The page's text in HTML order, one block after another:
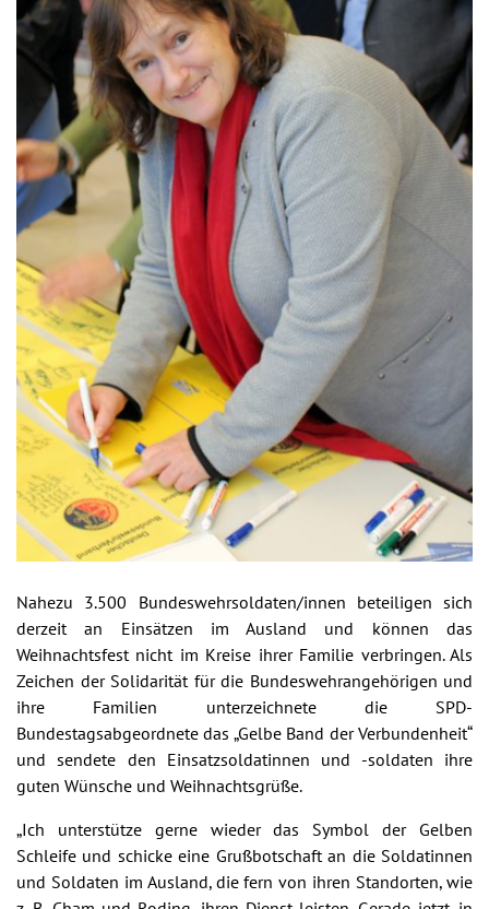
Nahezu 3.500 Bundeswehrsoldaten/innen beteiligen sich
derzeit an Einsätzen im Ausland und können das
Weihnachtsfest nicht im Kreise ihrer Familie verbringen. Als
Zeichen der Solidarität für die Bundeswehrangehörigen und
ihre Familien unterzeichnete die SPD-
Bundestagsabgeordnete das „Gelbe Band der Verbundenheit“
und sendete den Einsatzsoldatinnen und -soldaten ihre
guten Wünsche und Weihnachtsgrüße.
„Ich unterstütze gerne wieder das Symbol der Gelben
Schleife und schicke eine Grußbotschaft an die Soldatinnen
und Soldaten im Ausland, die fern von ihren Standorten, wie